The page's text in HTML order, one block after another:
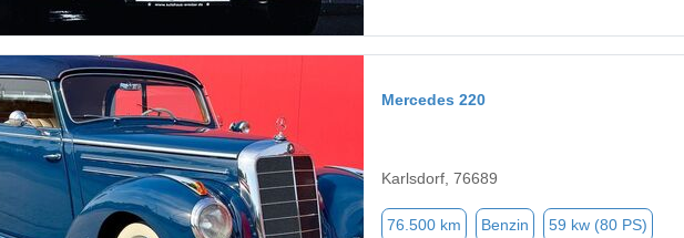
Mercedes 220
Karlsdorf, 76689
76.500 km Benzin 59 kw (80 PS)